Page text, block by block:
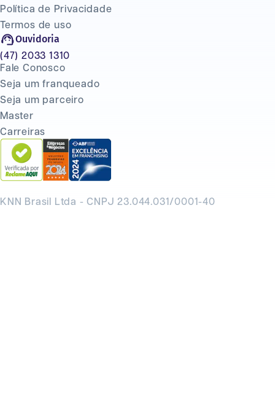
KNN Brasil Ltda - CNPJ 23.044.031/0001-40
Política de Privacidade
Termos de uso
Ouvidoria
(47) 2033 1310
Fale Conosco
Seja um franqueado
Seja um parceiro
Master
Carreiras